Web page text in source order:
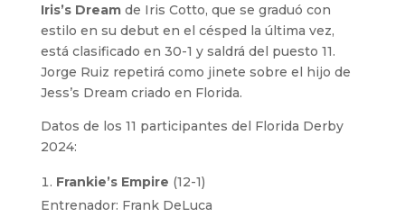
Iris’s Dreamde Iris Cotto, que se graduó con
estilo en su debut en el césped la última vez,
está clasificado en 30-1 y saldrá del puesto 11.
Jorge Ruiz repetirá como jinete sobre el hijo de
Jess’s Dream criado en Florida.
Datos de los 11 participantes del Florida Derby
2024:
Frankie’s Empire (12-1)
Entrenador: Frank DeLuca